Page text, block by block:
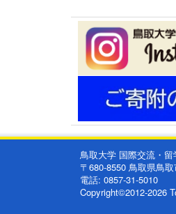
鳥取大学 国際交流・
〒680-8550 鳥取県鳥
電話: 0857-31-5010
Copyright©2012-2026